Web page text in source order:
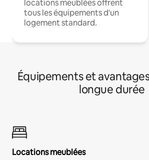
locations meublées offrent
tous les équipements d'un
logement standard.
Équipements et
longue durée
Locations meublées